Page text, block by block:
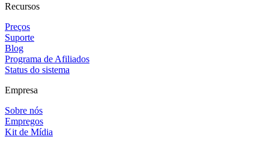
Recursos
Preços
Suporte
Blog
Programa de Afiliados
Status do sistema
Empresa
Sobre nós
Empregos
Kit de Mídia